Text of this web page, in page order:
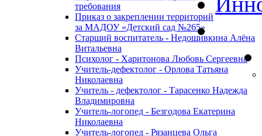
требования
Приказ о закреплении территорий
за МАДОУ «Детский сад №265»
Старший воспитатель - Недошивкина Алёна
Витальевна
Психолог - Харитонова Любовь Сергеевна
Учитель-дефектолог - Орлова Татьяна
Николаевна
Учитель - дефектолог - Тарасенко Надежда
Владимировна
Учитель-логопед - Безгодова Екатерина
Николаевна
Учитель-логопед - Рязанцева Ольга